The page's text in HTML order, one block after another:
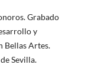
Grabado
y
Bellas Artes.
Sevilla.